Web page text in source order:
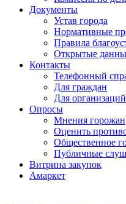
Документы
Устав города
Нормативные
Правила
Открытые
Контакты
Телефонный
Для граждан
Для организаций
Опросы
Мнения горожан
Оценить
Общественное
Публичные
Витрина закупок
Амаркет